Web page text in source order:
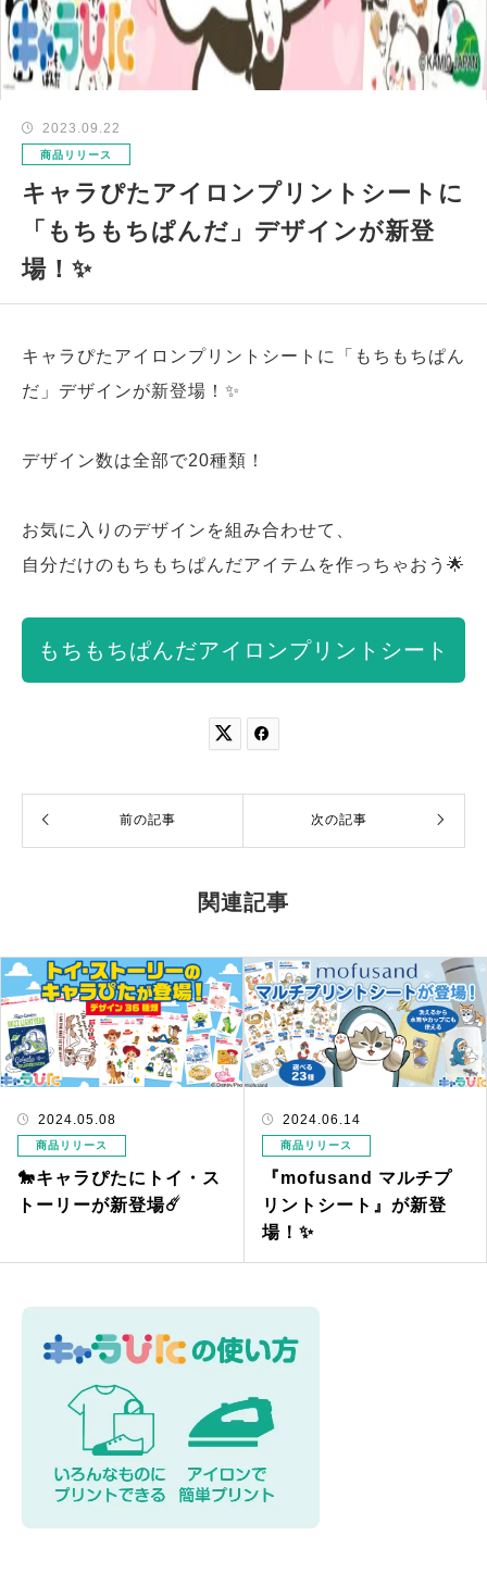
2023.09.22
商品リリース
キャラぴたアイロンプリントシートに
「もちもちぱんだ」デザインが新登
場！✨
キャラぴたアイロンプリントシートに「もちもちぱん
だ」デザインが新登場！✨
デザイン数は全部で20種類！
お気に入りのデザインを組み合わせて、
自分だけのもちもちぱんだアイテムを作っちゃおう🌟
もちもちぱんだアイロンプリントシート
 
前の記事 次の記事
関連記事
2024.05.08
商品リリース
🐎キャラぴたにトイ・ス
トーリーが新登場☄️
2024.06.14
商品リリース
『mofusand マルチプ
リントシート』が新登
場！✨